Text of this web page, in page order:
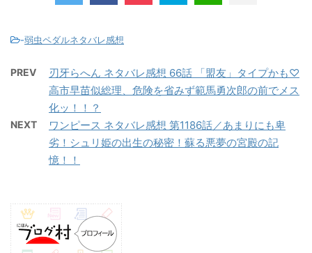
-弱虫ペダルネタバレ感想
PREV
刃牙らへん ネタバレ感想 66話 「盟友」タイプかも♡
高市早苗似総理、危険を省みず範馬勇次郎の前でメス
化ッ！！？
NEXT
ワンピース ネタバレ感想 第1186話／あまりにも卑
劣！シュリ姫の出生の秘密！蘇る悪夢の宮殿の記
憶！！